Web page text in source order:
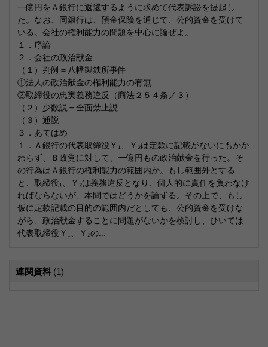
一億円をＡ銀行に返還するように求めて代表訴訟を提起し
た。なお、同銀行は、預金保険を通じて、公的資金を受けて
いる。会社の権利能力の問題を中心に論ぜよ。
１．序論
２．会社の政治献金
（１）判例＝八幡製鉄所事件
①法人の政治献金の権利能力の有無
②取締役の忠実義務違反（商法２５４条ノ３）
（２）少数説＝全面禁止説
（３）通説
３．あてはめ
１．Ａ銀行の代表取締役Ｙ₁、Ｙ₂は定款に記載がないにもかか
わらず、Ｂ政党に対して、一億円もの政治献金を行った。そ
の行為はＡ銀行の権利能力の範囲内か。もし範囲外とする
と、取締役₁、Ｙ₂は義務違反となり、個人的に責任を負わなけ
ればならないが、本問ではどうかを論ずる。その上で、もし
仮に定款記載の目的の範囲内だとしても、公的資金を受けな
がら、政治献金することに問題がないかを検討し、ひいては
代表取締役Ｙ₁、Ｙ₂の...
連関資料 (1)